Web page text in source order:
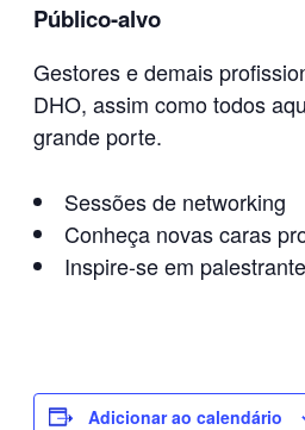
Público-alvo
Gestores e demais
DHO, assim como todos
grande porte.
Sessões de networking
Conheça novas caras
Inspire-se em
Adicionar ao calendário